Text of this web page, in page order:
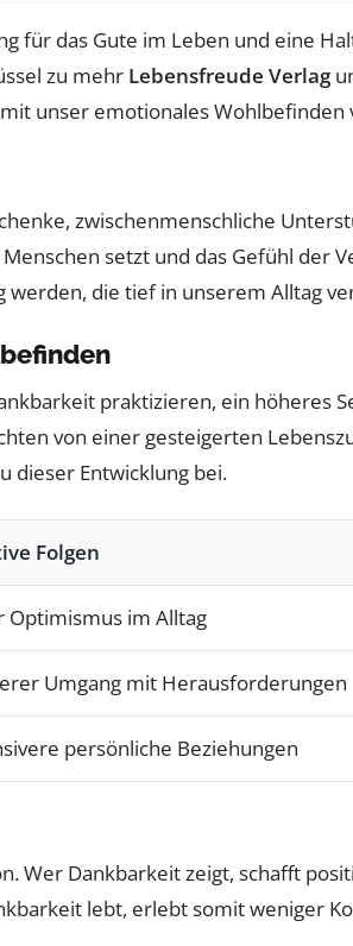
für das Gute im Leben und eine
zu mehr Lebensfreude Verlag
unser emotionales Wohlbefinden
zwischenmenschliche
setzt und das Gefühl der
die tief in unserem Alltag
praktizieren, ein höheres
von einer gesteigerten
dieser Entwicklung bei.
Folgen
Optimismus im Alltag
Umgang mit Herausforderungen
persönliche Beziehungen
Wer Dankbarkeit zeigt, schafft
lebt, erlebt somit weniger